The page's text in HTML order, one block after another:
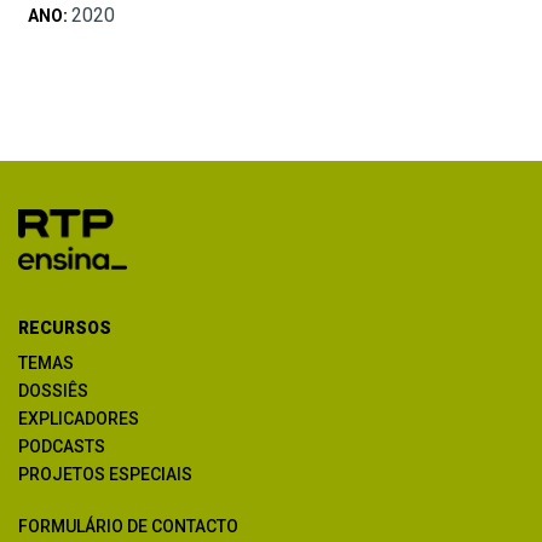
ANO: 2020
RECURSOS
TEMAS
DOSSIÊS
EXPLICADORES
PODCASTS
PROJETOS ESPECIAIS
FORMULÁRIO DE CONTACTO